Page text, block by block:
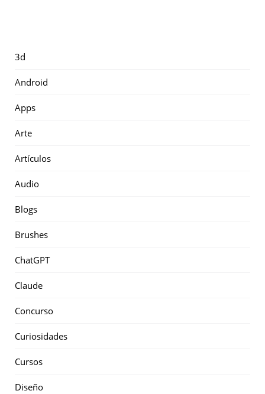
3d
Android
Apps
Arte
Artículos
Audio
Blogs
Brushes
ChatGPT
Claude
Concurso
Curiosidades
Cursos
Diseño